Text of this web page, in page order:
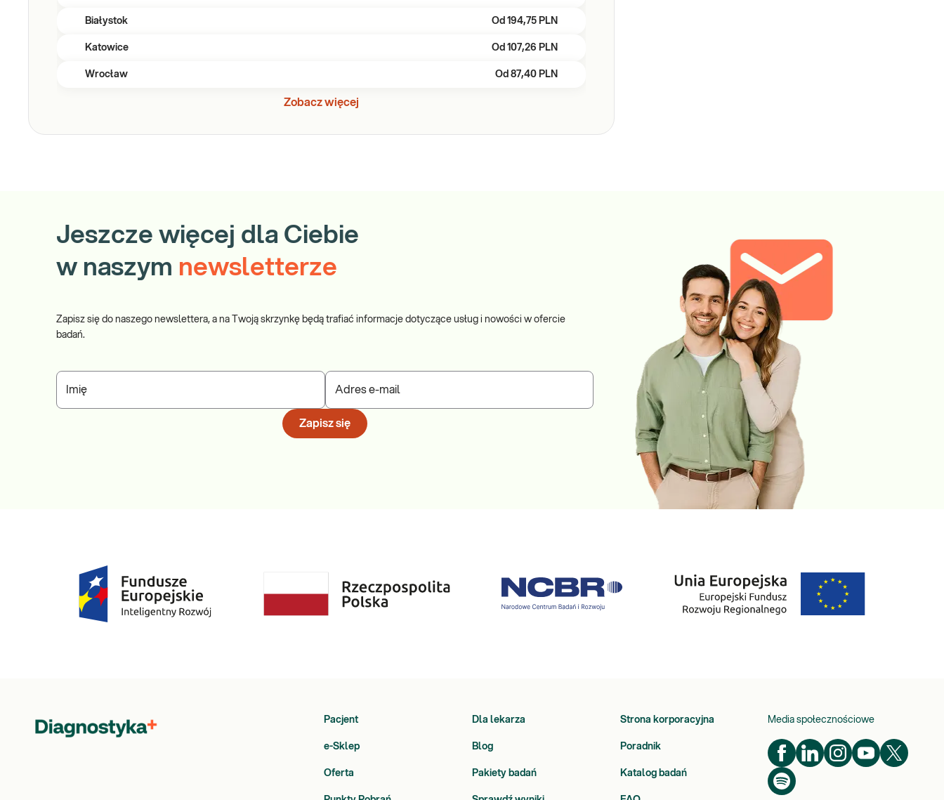
Białystok Od 194,75 PLN
Katowice Od 107,26 PLN
Wrocław Od 87,40 PLN
Zobacz więcej
Jeszcze więcej dla Ciebie
w naszym newsletterze
Zapisz się do naszego newslettera, a na Twoją skrzynkę będą trafiać informacje dotyczące usług i nowości w ofercie
badań.
Imię Adres e-mail
Zapisz się
Pacjent Dla lekarza Strona korporacyjna
e-Sklep Blog Poradnik
Oferta Pakiety badań Katalog badań
Media społecznościowe